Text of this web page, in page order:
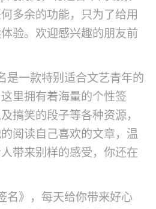
多余的功能，只为了给用
验。欢迎感兴趣的朋友前
是一款特别适合文艺青年的
里拥有着海量的个性签
搞笑的段子等各种资源，
阅读自己喜欢的文章，温
带来别样的感受，你还在
名》，每天给你带来好心